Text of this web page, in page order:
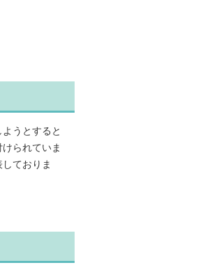
うとすると
られていま
ておりま